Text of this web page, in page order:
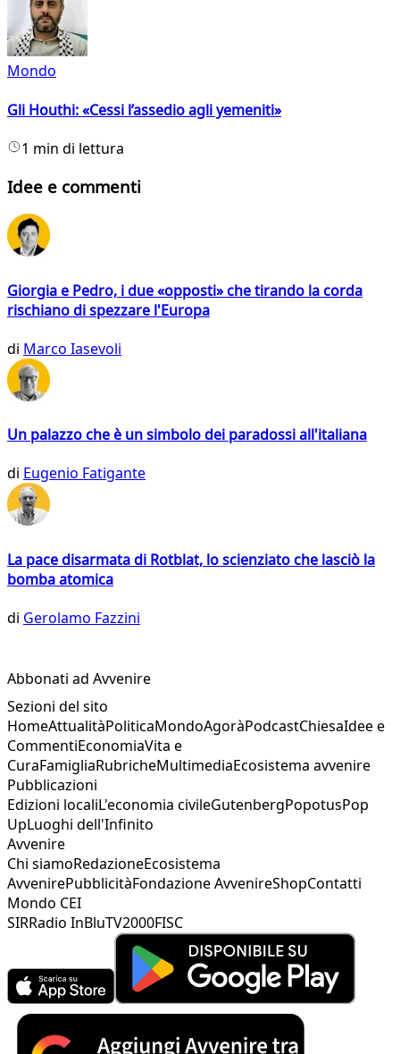
Mondo
Gli Houthi: «Cessi l’assedio agli yemeniti»
1 min di lettura
Idee e commenti
Giorgia e Pedro, i due «opposti» che tirando la corda
rischiano di spezzare l'Europa
di Marco Iasevoli
Un palazzo che è un simbolo dei paradossi all'italiana
di Eugenio Fatigante
La pace disarmata di Rotblat, lo scienziato che lasciò la
bomba atomica
di Gerolamo Fazzini
Abbonati ad Avvenire
Sezioni del sito
HomeAttualitàPoliticaMondoAgoràPodcastChiesaIdee e
CommentiEconomiaVita e
CuraFamigliaRubricheMultimediaEcosistema avvenire
Pubblicazioni
Edizioni localiL'economia civileGutenbergPopotusPop
UpLuoghi dell'Infinito
Avvenire
Chi siamoRedazioneEcosistema
AvvenirePubblicitàFondazione AvvenireShopContatti
Mondo CEI
SIRRadio InBluTV2000FISC